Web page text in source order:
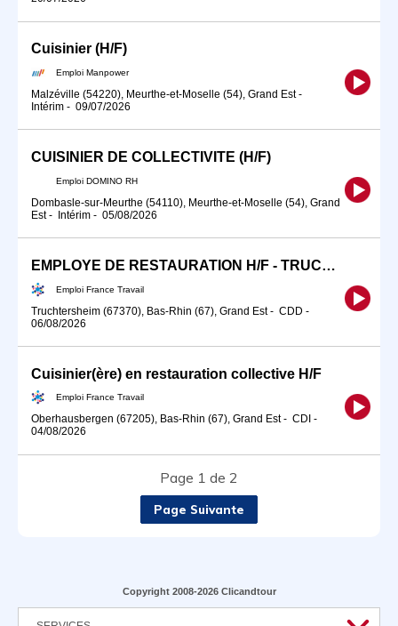
Cuisinier (H/F)
Emploi Manpower
Malzéville (54220), Meurthe-et-Moselle (54), Grand Est-
Intérim - 09/07/2026
CUISINIER DE COLLECTIVITE (H/F)
Emploi DOMINO RH
Dombasle-sur-Meurthe (54110), Meurthe-et-Moselle (54), Grand
Est- Intérim - 05/08/2026
EMPLOYE DE RESTAURATION H/F - TRUCHTERSHEIM - CDD (H/F)
Emploi France Travail
Truchtersheim (67370), Bas-Rhin (67), Grand Est- CDD -
06/08/2026
Cuisinier(ère) en restauration collective H/F
Emploi France Travail
Oberhausbergen (67205), Bas-Rhin (67), Grand Est- CDI -
04/08/2026
Page 1 de 2
Page Suivante
Copyright 2008-2026 Clicandtour